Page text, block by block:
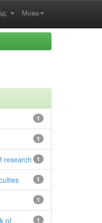
Мова
1
1
1
research
1
1
1
of